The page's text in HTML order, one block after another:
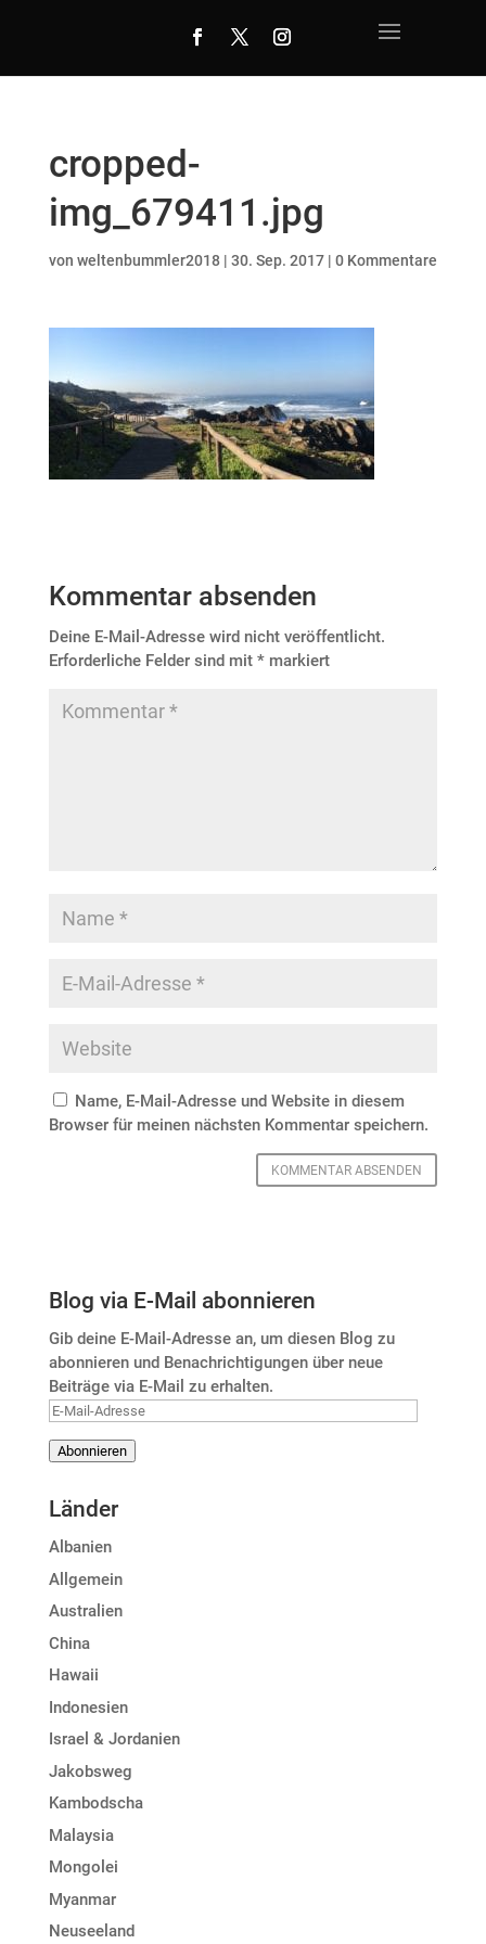
cropped-
img_679411.jpg
von weltenbummler2018| 30. Sep. 2017| 0 Kommentare
Kommentar absenden
Deine E-Mail-Adresse wird nicht veröffentlicht.
Erforderliche Felder sind mit *markiert
Name, E-Mail-Adresse und Website in diesem
Browser für meinen nächsten Kommentar speichern.
Blog via E-Mail abonnieren
Gib deine E-Mail-Adresse an, um diesen Blog zu
abonnieren und Benachrichtigungen über neue
Beiträge via E-Mail zu erhalten.
E-
Adresse
Abonnieren
Länder
Albanien
Allgemein
Australien
China
Hawaii
Indonesien
Israel & Jordanien
Jakobsweg
Kambodscha
Malaysia
Mongolei
Myanmar
Neuseeland